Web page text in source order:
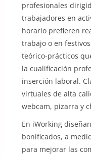
profesionales
trabajadores en
horario prefieren
trabajo o en
teórico-prácticos
la cualificación
inserción laboral.
virtuales de alta
webcam, pizarra y
En iWorking
bonificados, a
para mejorar las